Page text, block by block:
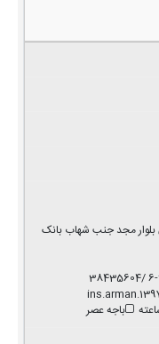
بلوار مجد جنب شهاب بانک
باجه عصر